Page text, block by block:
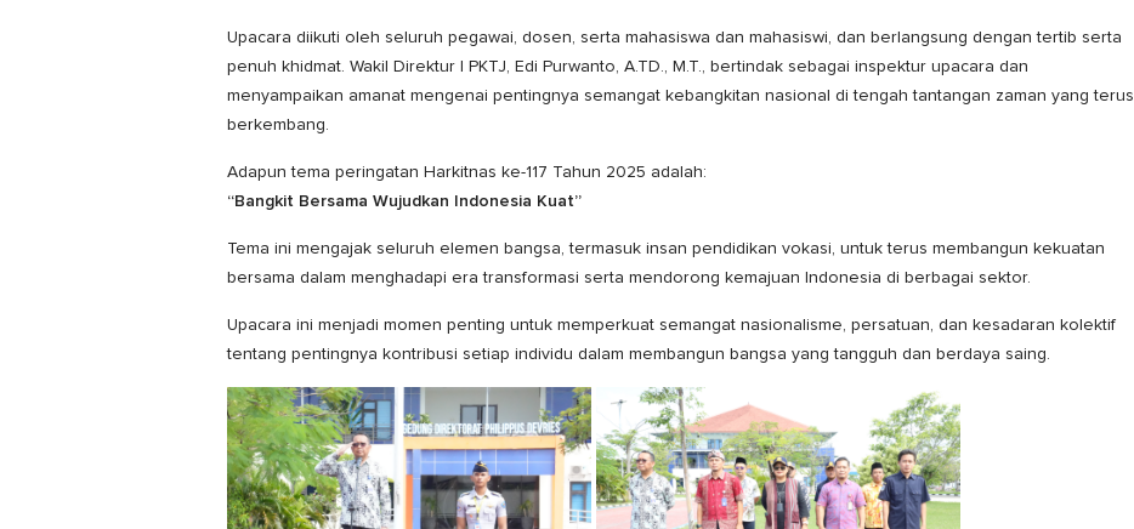
Upacara diikuti oleh seluruh pegawai, dosen, serta mahasiswa dan mahasiswi, dan berlangsung dengan tertib serta
penuh khidmat. Wakil Direktur I PKTJ, Edi Purwanto, A.TD., M.T., bertindak sebagai inspektur upacara dan
menyampaikan amanat mengenai pentingnya semangat kebangkitan nasional di tengah tantangan zaman yang terus
berkembang.
Adapun tema peringatan Harkitnas ke-117 Tahun 2025 adalah:
“Bangkit Bersama Wujudkan Indonesia Kuat”
Tema ini mengajak seluruh elemen bangsa, termasuk insan pendidikan vokasi, untuk terus membangun kekuatan
bersama dalam menghadapi era transformasi serta mendorong kemajuan Indonesia di berbagai sektor.
Upacara ini menjadi momen penting untuk memperkuat semangat nasionalisme, persatuan, dan kesadaran kolektif
tentang pentingnya kontribusi setiap individu dalam membangun bangsa yang tangguh dan berdaya saing.